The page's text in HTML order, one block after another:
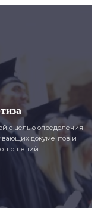
с целью определения
документов и